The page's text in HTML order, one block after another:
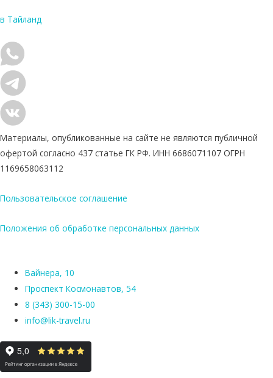
в Тайланд
Материалы, опубликованные на сайте не являются публичной
офертой согласно 437 статье ГК РФ. ИНН 6686071107 ОГРН
1169658063112
Пользовательское соглашение
Положения об обработке персональных данных
Вайнера, 10
Проспект Космонавтов, 54
8 (343) 300-15-00
info@lik-travel.ru